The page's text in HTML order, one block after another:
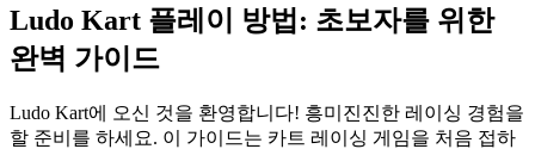
Ludo Kart 플레이 방법: 초보자를 위한
완벽 가이드
Ludo Kart에 오신 것을 환영합니다! 흥미진진한 레이싱 경험을
할 준비를 하세요. 이 가이드는 카트 레이싱 게임을 처음 접하